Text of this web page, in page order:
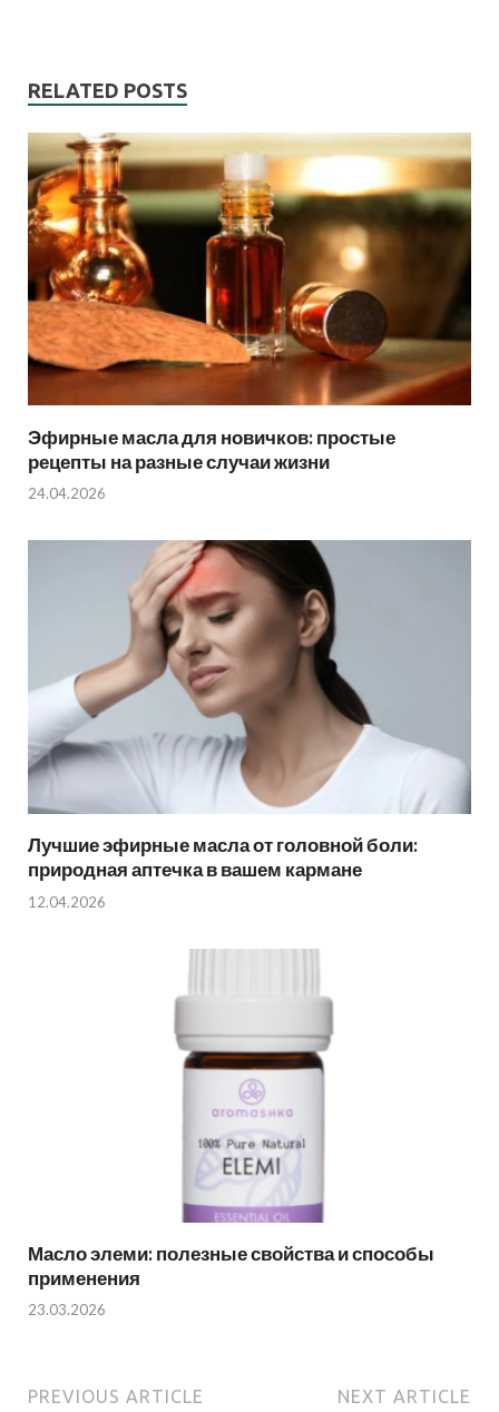
RELATED POSTS
Эфирные масла для новичков: простые
рецепты на разные случаи жизни
24.04.2026
Лучшие эфирные масла от головной боли:
природная аптечка в вашем кармане
12.04.2026
Масло элеми: полезные свойства и способы
применения
23.03.2026
PREVIOUS ARTICLE NEXT ARTICLE